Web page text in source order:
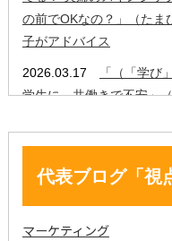
代表ブログ「視
マーケティング